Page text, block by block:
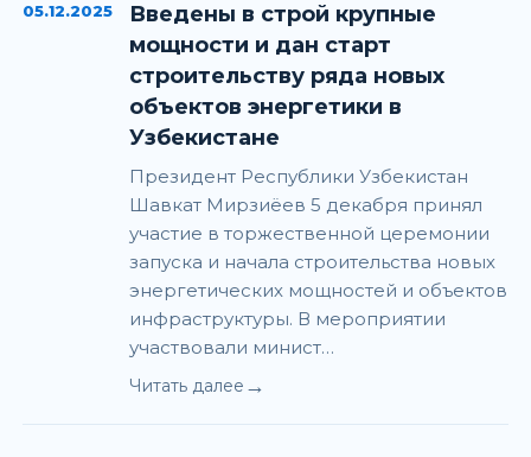
05.12.2025
Введены в строй крупные
мощности и дан старт
строительству ряда новых
объектов энергетики в
Узбекистане
Президент Республики Узбекистан
Шавкат Мирзиёев 5 декабря принял
участие в торжественной церемонии
запуска и начала строительства новых
энергетических мощностей и объектов
инфраструктуры. В мероприятии
участвовали минист…
Читать далее →